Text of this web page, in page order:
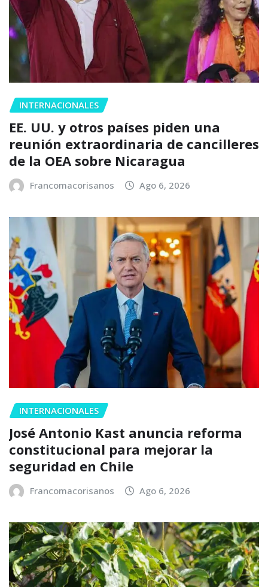
INTERNACIONALES
EE. UU. y otros países piden una
reunión extraordinaria de cancilleres
de la OEA sobre Nicaragua
Francomacorisanos Ago 6, 2026
INTERNACIONALES
José Antonio Kast anuncia reforma
constitucional para mejorar la
seguridad en Chile
Francomacorisanos Ago 6, 2026